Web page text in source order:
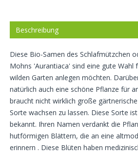
Beschreibung
Diese Bio-Samen des Schlafmützchen
Mohns 'Aurantiaca' sind eine gute Wahl
wilden Garten anlegen möchten.
natürlich auch eine schöne Pflanze für
braucht nicht wirklich große
Sorte wachsen zu lassen. Diese Sorte
bekannt. Ihren Namen verdankt die
hutförmigen Blättern, die an eine
erinnern . Diese Blüten haben